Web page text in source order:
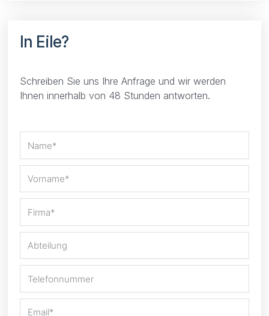
In Eile?
Schreiben Sie uns Ihre Anfrage und wir werden
Ihnen innerhalb von 48 Stunden antworten.